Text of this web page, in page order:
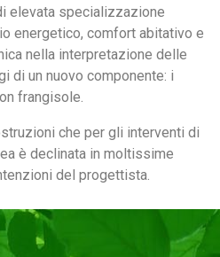
elevata specializzazione
energetico, comfort abitativo e
nella interpretazione delle
di un nuovo componente: i
frangisole.
che per gli interventi di
è declinata in moltissime
del progettista.